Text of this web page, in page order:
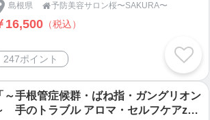
島根県 予防美容サロン桜〜SAKURA〜
16,500 （税込）
247ポイント
～手根管症候群・ばね指・ガングリオン
手のトラブル アロマ・セルフケアzoo